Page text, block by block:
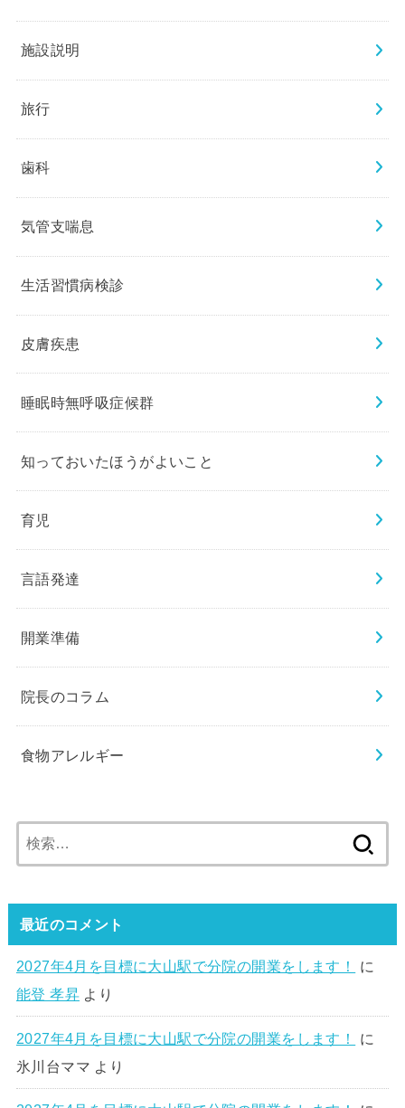
施設説明
旅行
歯科
気管支喘息
生活習慣病検診
皮膚疾患
睡眠時無呼吸症候群
知っておいたほうがよいこと
育児
言語発達
開業準備
院長のコラム
食物アレルギー
索:
最近のコメント
2027年4月を目標に大山駅で分院の開業をします！
に
能登 孝昇より
2027年4月を目標に大山駅で分院の開業をします！
に
氷川台ママ より